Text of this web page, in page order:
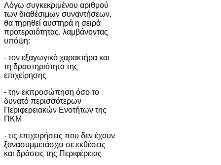
Λόγω συγκεκριμένου αριθμού
των διαθέσιμων συναντήσεων,
θα τηρηθεί αυστηρά η σειρά
προτεραιότητας, λαμβάνοντας
υπόψη:
- τον εξαγωγικό χαρακτήρα και
τη δραστηριότητα της
επιχείρησης
- την εκπροσώπηση όσο το
δυνατό περισσότερων
Περιφερειακών Ενοτήτων της
ΠΚΜ
- τις επιχειρήσεις που δεν έχουν
ξανασυμμετάσχει σε εκθέσεις
και δράσεις της Περιφέρειας